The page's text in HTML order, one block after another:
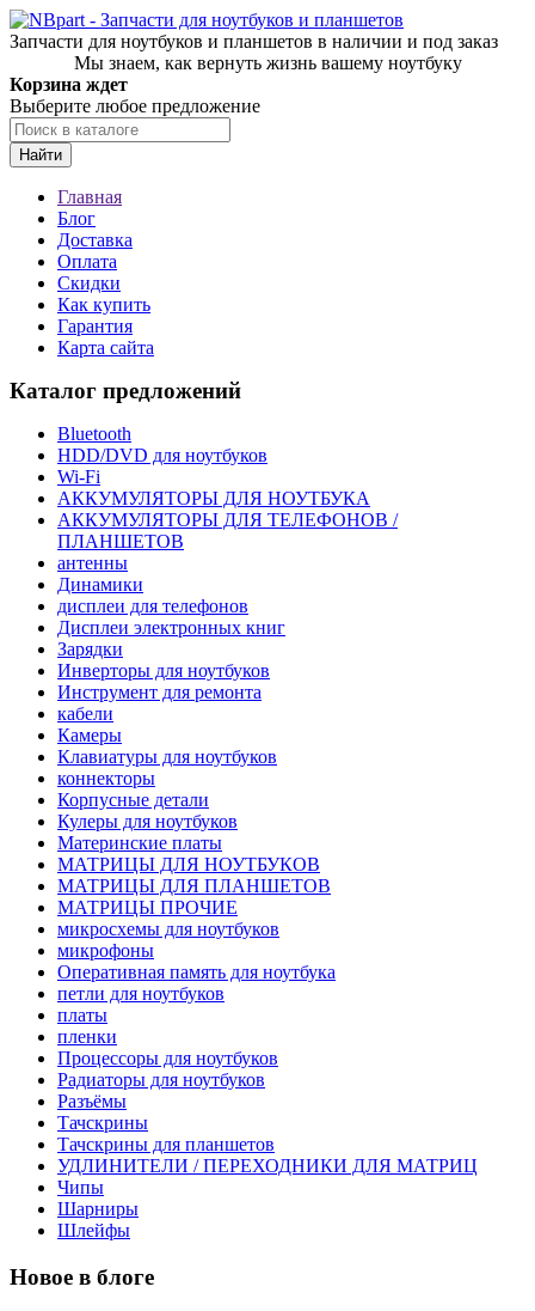
Запчасти для ноутбуков и планшетов в наличии и под заказ
Мы знаем, как вернуть жизнь вашему ноутбуку
Корзина ждет
Выберите любое предложение
Найти
Главная
Блог
Доставка
Оплата
Скидки
Как купить
Гарантия
Карта сайта
Каталог предложений
Bluetooth
HDD/DVD для ноутбуков
Wi-Fi
АККУМУЛЯТОРЫ ДЛЯ НОУТБУКА
АККУМУЛЯТОРЫ ДЛЯ ТЕЛЕФОНОВ /
ПЛАНШЕТОВ
антенны
Динамики
дисплеи для телефонов
Дисплеи электронных книг
Зарядки
Инверторы для ноутбуков
Инструмент для ремонта
кабели
Камеры
Клавиатуры для ноутбуков
коннекторы
Корпусные детали
Кулеры для ноутбуков
Материнские платы
МАТРИЦЫ ДЛЯ НОУТБУКОВ
МАТРИЦЫ ДЛЯ ПЛАНШЕТОВ
МАТРИЦЫ ПРОЧИЕ
микросхемы для ноутбуков
микрофоны
Оперативная память для ноутбука
петли для ноутбуков
платы
пленки
Процессоры для ноутбуков
Радиаторы для ноутбуков
Разъёмы
Тачскрины
Тачскрины для планшетов
УДЛИНИТЕЛИ / ПЕРЕХОДНИКИ ДЛЯ МАТРИЦ
Чипы
Шарниры
Шлейфы
Новое в блоге